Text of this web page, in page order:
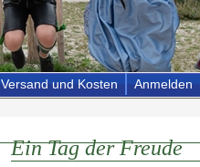
Versand und Kosten Anmelden
Ein Tag der Freude